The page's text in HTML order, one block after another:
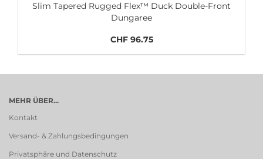
Slim Tapered Rugged Flex™ Duck Double-Front
Dungaree
CHF 96.75
MEHR ÜBER...
Kontakt
Versand- & Zahlungsbedingungen
Privatsphäre und Datenschutz